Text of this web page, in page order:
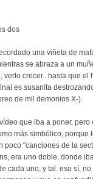
dos
una viñeta de
se abraza a un
verlo crecer.. hasta que el
es susanita
de mil demonios X-)
que iba a poner, pero
más simbólico, porque
poco "canciones de la
era uno doble, donde
cada uno, y tal. eso sí,